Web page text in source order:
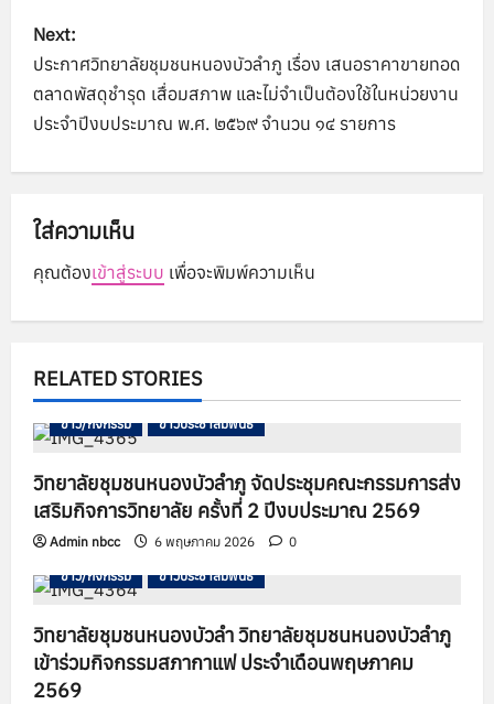
t
n
i
g
a
t
i
o
n
Next:
ประกาศวิทยาลัยชุมชนหนองบัวลำภู เรื่อง เสนอราคาขายทอด
ตลาดพัสดุชำรุด เสื่อมสภาพ และไม่จำเป็นต้องใช้ในหน่วยงาน
ประจำปีงบประมาณ พ.ศ. ๒๕๖๙ จำนวน ๑๔ รายการ
ใส่ความเห็น
คุณต้องเข้าสู่ระบบ เพื่อจะพิมพ์ความเห็น
RELATED STORIES
ข่าว/กิจกรรม ข่าวประชาสัมพันธ์
วิทยาลัยชุมชนหนองบัวลำภู จัดประชุมคณะกรรมการส่ง
เสริมกิจการวิทยาลัย ครั้งที่ 2 ปีงบประมาณ 2569
Admin nbcc 6 พฤษภาคม 2026 0
ข่าว/กิจกรรม ข่าวประชาสัมพันธ์
วิทยาลัยชุมชนหนองบัวลำ วิทยาลัยชุมชนหนองบัวลำภู
เข้าร่วมกิจกรรมสภากาแฟ ประจำเดือนพฤษภาคม
2569